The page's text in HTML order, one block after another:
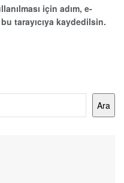
için adım, e-
tarayıcıya kaydedilsin.
Ara